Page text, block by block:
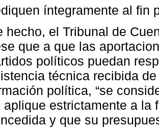
íntegramente al fin
hecho, el Tribunal de
que a que las
políticos puedan
técnica recibida
política, “se
aplique estrictamente a la
y que su